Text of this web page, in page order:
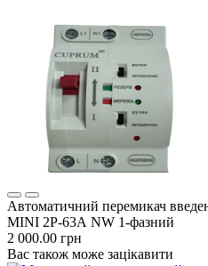
Автоматичний перемикач
MINI 2P-63А NW 1-фазний
2 000.00 грн
Вас також може зацікавити